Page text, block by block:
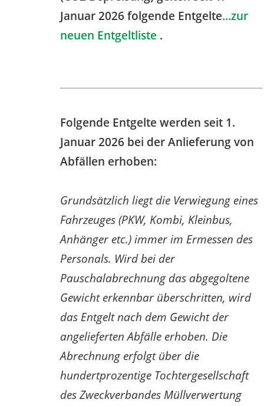
Januar 2026 folgende Entgelte...zur
neuen Entgeltliste .
Folgende Entgelte werden seit 1.
Januar 2026 bei der Anlieferung von
Abfällen erhoben:
Grundsätzlich liegt die Verwiegung eines
Fahrzeuges (PKW, Kombi, Kleinbus,
Anhänger etc.) immer im Ermessen des
Personals. Wird bei der
Pauschalabrechnung das abgegoltene
Gewicht erkennbar überschritten, wird
das Entgelt nach dem Gewicht der
angelieferten Abfälle erhoben. Die
Abrechnung erfolgt über die
hundertprozentige Tochtergesellschaft
des Zweckverbandes Müllverwertung